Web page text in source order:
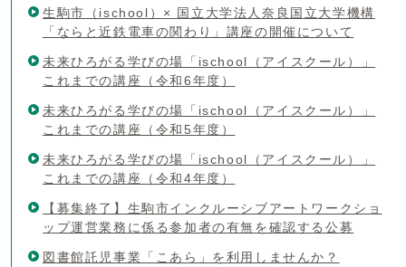
生駒市（ischool）× 国立大学法人奈良国立大学機構
「ならと近鉄電車の関わり」講座の開催について
未来ひろがる学びの場「ischool（アイスクール）」
これまでの講座（令和6年度）
未来ひろがる学びの場「ischool（アイスクール）」
これまでの講座（令和5年度）
未来ひろがる学びの場「ischool（アイスクール）」
これまでの講座（令和4年度）
【募集終了】生駒市インクルーシブアートワークショ
ップ運営業務に係る参加者の有無を確認する公募
図書館託児事業「こあら」を利用しませんか？